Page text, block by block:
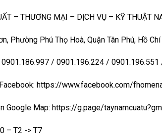
– THƯƠNG MẠI – DỊCH VỤ – KỸ THUẬT
Phường Phú Thọ Hoà, Quận Tân Phú, Hồ
/ 0901.196.224 /
https://www.facebook.com/
Google Map: https://g.page/taynamcuatu?gm
– T2 -> T7